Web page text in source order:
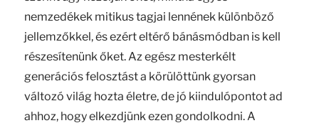
nemzedékek mitikus tagjai lennének különböző
jellemzőkkel, és ezért eltérő bánásmódban is kell
részesítenünk őket. Az egész mesterkélt
generációs felosztást a körülöttünk gyorsan
változó világ hozta életre, de jó kiindulópontot ad
ahhoz, hogy elkezdjünk ezen gondolkodni. A